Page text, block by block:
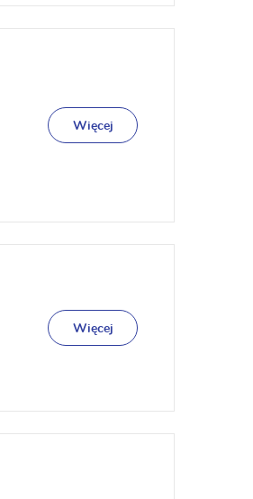
Więcej
Więcej